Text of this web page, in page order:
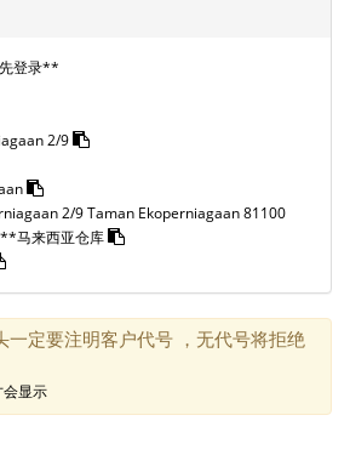
登录**
2/9
2/9 Taman Ekoperniagaan 81100
马来西亚仓库
定要注明客户代号 ，无代号将拒绝
显示